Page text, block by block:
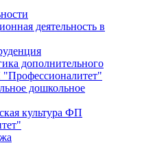
деятельность в
дополнительного
дошкольное
культура ФП